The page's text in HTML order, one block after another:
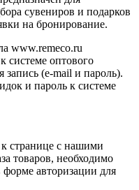
сувениров и подарков
на бронирование.
www.remeco.ru
системе оптового
запись (e-mail и пароль).
и пароль к системе
странице с нашими
товаров, необходимо
форме авторизации для